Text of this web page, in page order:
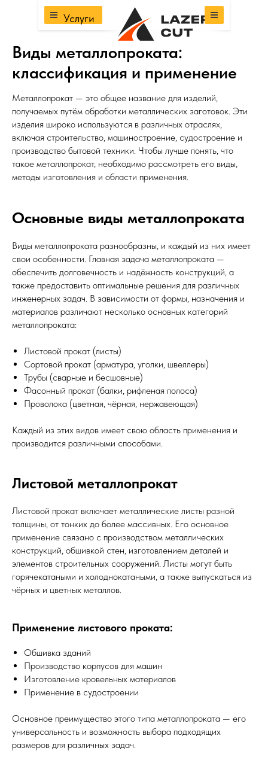
Услуги
Виды металлопроката:
классификация и применение
Металлопрокат — это общее название для изделий,
получаемых путём обработки металлических заготовок. Эти
изделия широко используются в различных отраслях,
включая строительство, машиностроение, судостроение и
производство бытовой техники. Чтобы лучше понять, что
такое металлопрокат, необходимо рассмотреть его виды,
методы изготовления и области применения.
Основные виды металлопроката
Виды металлопроката разнообразны, и каждый из них имеет
свои особенности. Главная задача металлопроката —
обеспечить долговечность и надёжность конструкций, а
также предоставить оптимальные решения для различных
инженерных задач. В зависимости от формы, назначения и
материалов различают несколько основных категорий
металлопроката:
Листовой прокат (листы)
Сортовой прокат (арматура, уголки, швеллеры)
Трубы (сварные и бесшовные)
Фасонный прокат (балки, рифленая полоса)
Проволока (цветная, чёрная, нержавеющая)
Каждый из этих видов имеет свою область применения и
производится различными способами.
Листовой металлопрокат
Листовой прокат включает металлические листы разной
толщины, от тонких до более массивных. Его основное
применение связано с производством металлических
конструкций, обшивкой стен, изготовлением деталей и
элементов строительных сооружений. Листы могут быть
горячекатаными и холоднокатаными, а также выпускаться из
чёрных и цветных металлов.
Применение листового проката:
Обшивка зданий
Производство корпусов для машин
Изготовление кровельных материалов
Применение в судостроении
Основное преимущество этого типа металлопроката — его
универсальность и возможность выбора подходящих
размеров для различных задач.